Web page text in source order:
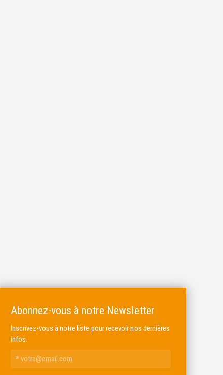
Abonnez-vous à notre Newsletter
Inscrivez-vous à notre liste pour recevoir nos dernières
infos.